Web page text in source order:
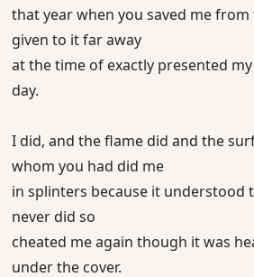
that year when you saved me from
given to it far away
at the time of exactly presented
day.
I did, and the flame did and the
whom you had did me
in splinters because it understood
never did so
cheated me again though it was
under the cover.